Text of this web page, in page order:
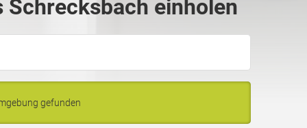
Schrecksbach einholen
gefunden